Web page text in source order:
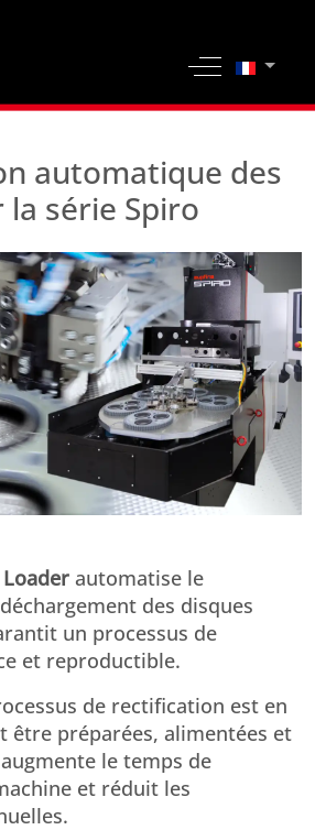
Off-Canvas
automatique des
série Spiro
automatise le
des disques
un processus de
et reproductible.
de rectification est en
être préparées, alimentées et
le temps de
et réduit les